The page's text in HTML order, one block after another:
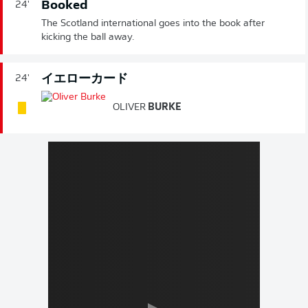
24' Booked
The Scotland international goes into the book after
kicking the ball away.
24' イエローカード
OLIVER BURKE